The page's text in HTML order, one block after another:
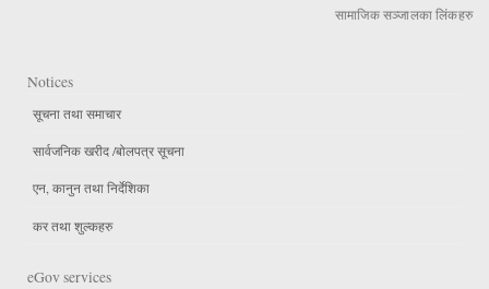
सामाजिक सञ्जालका लिंकहरु
Notices
सूचना तथा समाचार
सार्वजनिक खरीद /बोलपत्र सूचना
एन, कानुन तथा निर्देशिका
कर तथा शुल्कहरु
eGov services